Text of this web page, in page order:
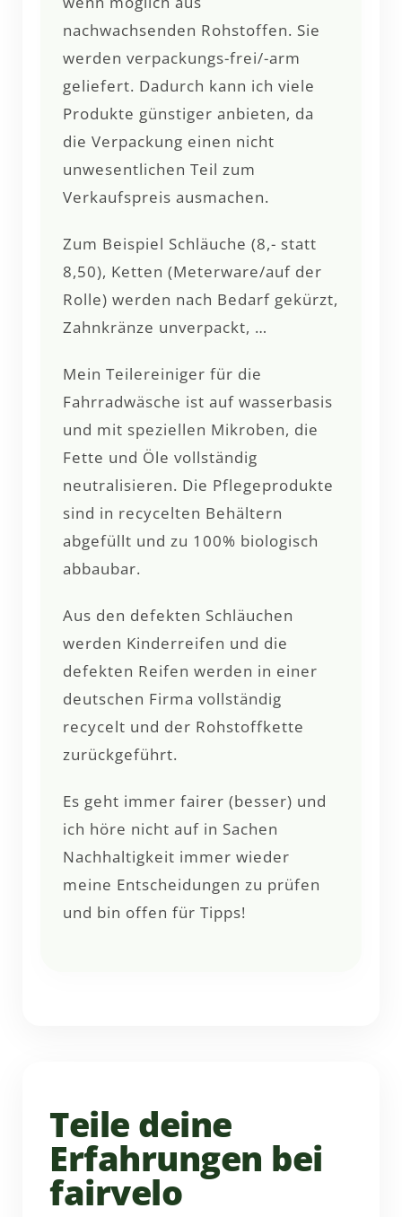
nachwachsenden Rohstoffen. Sie
werden verpackungs-frei/-arm
geliefert. Dadurch kann ich viele
Produkte günstiger anbieten, da
die Verpackung einen nicht
unwesentlichen Teil zum
Verkaufspreis ausmachen.
Zum Beispiel Schläuche (8,- statt
8,50), Ketten (Meterware/auf der
Rolle) werden nach Bedarf gekürzt,
Zahnkränze unverpackt, …
Mein Teilereiniger für die
Fahrradwäsche ist auf wasserbasis
und mit speziellen Mikroben, die
Fette und Öle vollständig
neutralisieren. Die Pflegeprodukte
sind in recycelten Behältern
abgefüllt und zu 100% biologisch
abbaubar.
Aus den defekten Schläuchen
werden Kinderreifen und die
defekten Reifen werden in einer
deutschen Firma vollständig
recycelt und der Rohstoffkette
zurückgeführt.
Es geht immer fairer (besser) und
ich höre nicht auf in Sachen
Nachhaltigkeit immer wieder
meine Entscheidungen zu prüfen
und bin offen für Tipps!
Teile deine
Erfahrungen bei
fairvelo